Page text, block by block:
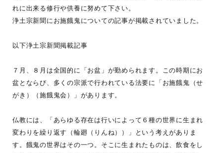
れに出来る修行や供養に努めて下さい。
浄土宗新聞にお施餓鬼についての記事が掲載されていました。
以下浄土宗新聞掲載記事
７月、８月は全国的に「お盆」が勤められます。この時期にお
盆とならび、多くの宗派で行われている法要に「お施餓鬼（せ
がき）（施餓鬼会）」があります。
仏教には、「あらゆる存在は行いによって６種の世界に生まれ
変わりを繰り返す（輪廻（りんね））」という考えがありま
す。餓鬼の世界はその一つ。そこに生まれたものは、飲食をし